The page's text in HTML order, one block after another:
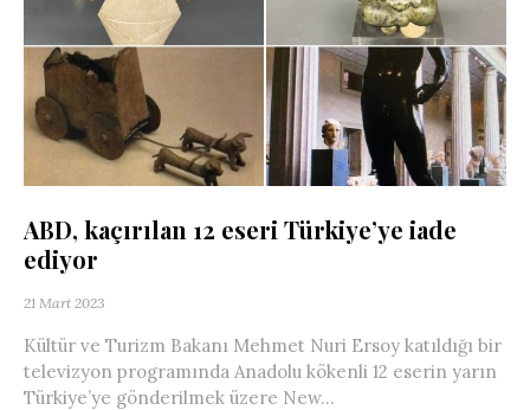
ABD, kaçırılan 12 eseri Türkiye’ye iade
ediyor
21 Mart 2023
Kültür ve Turizm Bakanı Mehmet Nuri Ersoy katıldığı bir
televizyon programında Anadolu kökenli 12 eserin yarın
Türkiye’ye gönderilmek üzere New...